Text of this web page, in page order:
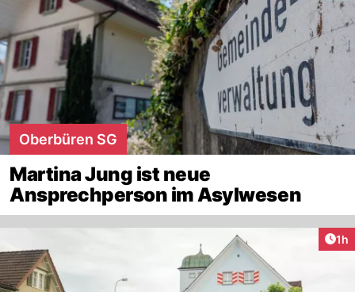
Oberbüren SG
Martina Jung ist neue
Ansprechperson im Asylwesen
1h